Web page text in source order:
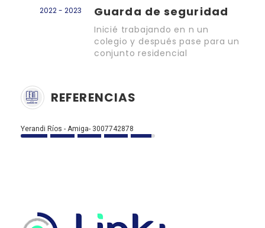
2022 - 2023 Guarda de seguridad
Inicié trabajando en n un
colegio y después pase para un
conjunto residencial
REFERENCIAS
Yerandi Ríos - Amiga- 3007742878